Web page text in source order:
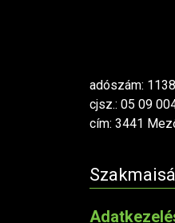
adószám:
cjsz.: 05 09
cím: 3441